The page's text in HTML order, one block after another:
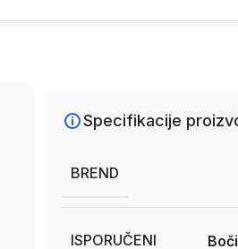
Specifikacije
BREND
ISPORUČENI